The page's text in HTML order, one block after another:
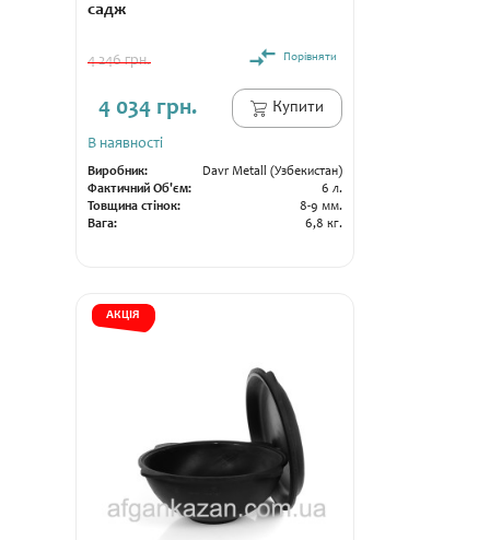
садж
4 246 грн. Порівняти
4 034 грн. Купити
В наявності
Виробник:
Davr Metall (Узбекистан)
Фактичний Об'єм:
6 л.
Товщина стінок:
8-9 мм.
Вага:
6,8 кг.
АКЦІЯ